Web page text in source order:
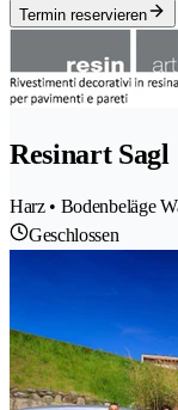
Termin reservieren
Resinart Sagl
Harz • Bodenbeläge
Geschlossen